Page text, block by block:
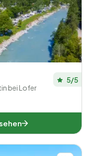
bei Lofer
5/5